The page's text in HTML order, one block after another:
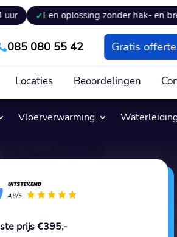
oplossing zonder hak- en breekwerk
085 080 55 42 Gratis offerte
Locaties Beoordelingen
Vloerverwarming
prijs €395,-